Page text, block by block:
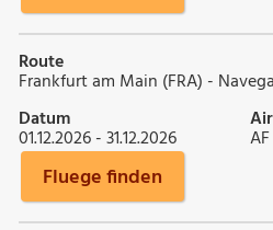
Route
Frankfurt am Main (FRA) -
Datum
01.12.2026 - 31.12.2026 AF
Fluege finden